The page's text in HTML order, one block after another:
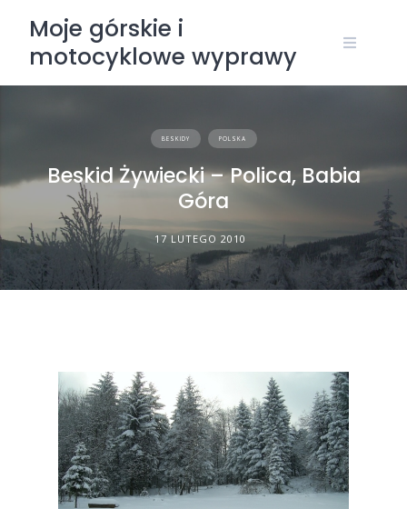
content
Moje górskie i
motocyklowe wyprawy
BESKIDY POLSKA
Beskid Żywiecki – Polica, Babia
Góra
17 LUTEGO 2010